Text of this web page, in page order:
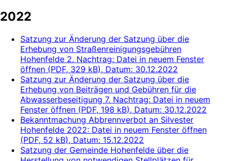
2022
Satzung zur Änderung der Satzung über die
Erhebung von Straßenreinigungsgebühren
Hohenfelde 2. Nachtrag: Datei in neuem Fenster
öffnen (PDF, 329 kB), Datum: 30.12.2022
Satzung zur Änderung der Satzung über die
Erhebung von Beiträgen und Gebühren für die
Abwasserbeseitigung 7. Nachtrag: Datei in neuem
Fenster öffnen (PDF, 198 kB), Datum: 30.12.2022
Bekanntmachung Abbrennverbot an Silvester
Hohenfelde 2022: Datei in neuem Fenster öffnen
(PDF, 52 kB), Datum: 15.12.2022
Satzung der Gemeinde Hohenfelde über die